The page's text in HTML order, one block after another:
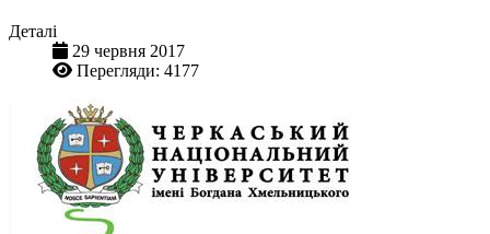
Деталі
29 червня 2017
Перегляди: 4177